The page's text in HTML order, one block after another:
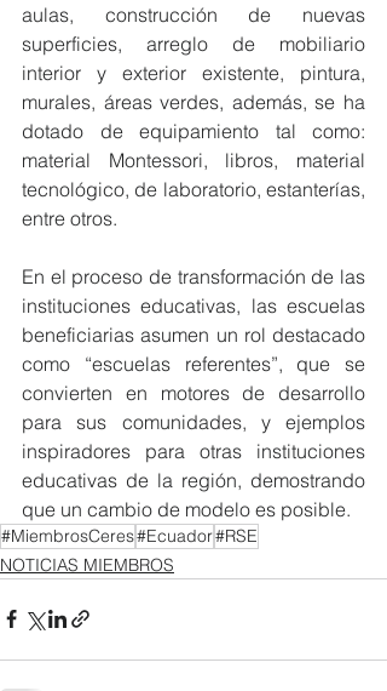
aulas, construcción de nuevas
superficies, arreglo de mobiliario
interior y exterior existente, pintura,
murales, áreas verdes, además, se ha
dotado de equipamiento tal como:
material Montessori, libros, material
tecnológico, de laboratorio, estanterías,
entre otros.
En el proceso de transformación de las
instituciones educativas, las escuelas
beneficiarias asumen un rol destacado
como “escuelas referentes”, que se
convierten en motores de desarrollo
para sus comunidades, y ejemplos
inspiradores para otras instituciones
educativas de la región, demostrando
que un cambio de modelo es posible.
#MiembrosCeres#Ecuador#RSE
NOTICIAS MIEMBROS